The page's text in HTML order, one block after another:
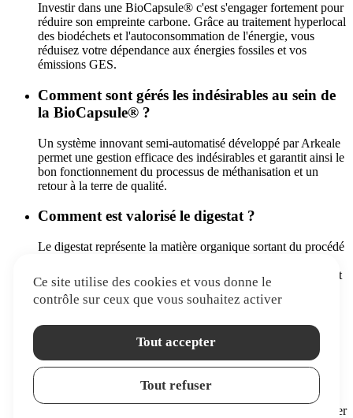
Investir dans une BioCapsule® c'est s'engager fortement pour
réduire son empreinte carbone. Grâce au traitement hyperlocal
des biodéchets et l'autoconsommation de l'énergie, vous
réduisez votre dépendance aux énergies fossiles et vos
émissions GES.
Comment sont gérés les indésirables au sein de
la BioCapsule® ?
Un système innovant semi-automatisé développé par Arkeale
permet une gestion efficace des indésirables et garantit ainsi le
bon fonctionnement du processus de méthanisation et un
retour à la terre de qualité.
Comment est valorisé le digestat ?
Le digestat représente la matière organique sortant du procédé
l'obtention d'un fertilisant liquide et solide de qualité, pouvant
être épandu en agriculture biologique et conventionnelle.
L'installation et le fonctionnement de la BioCapsule® sont
régis par le Code de l'Urbanisme ainsi que le Code de
réalisation des démarches de permis de construire et de dossier
Ce site utilise des cookies et vous donne le
contrôle sur ceux que vous souhaitez activer
Tout accepter
Tout refuser